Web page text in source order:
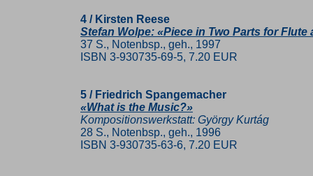
4 / Kirsten Reese
Stefan Wolpe: «Piece in Two Parts for Flute
37 S., Notenbsp., geh., 1997
ISBN 3-930735-69-5, 7.20 EUR
5 / Friedrich Spangemacher
«What is the Music?»
Kompositionswerkstatt: György Kurtág
28 S., Notenbsp., geh., 1996
ISBN 3-930735-63-6, 7.20 EUR